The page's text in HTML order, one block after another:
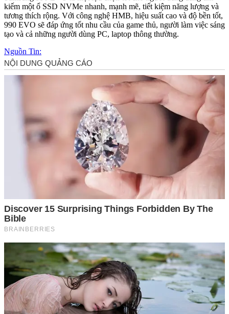
kiếm một ổ SSD NVMe nhanh, mạnh mẽ, tiết kiệm năng lượng và
tương thích rộng. Với công nghệ HMB, hiệu suất cao và độ bền tốt,
990 EVO sẽ đáp ứng tốt nhu cầu của game thủ, người làm việc sáng
tạo và cả những người dùng PC, laptop thông thường.
Nguồn Tin: